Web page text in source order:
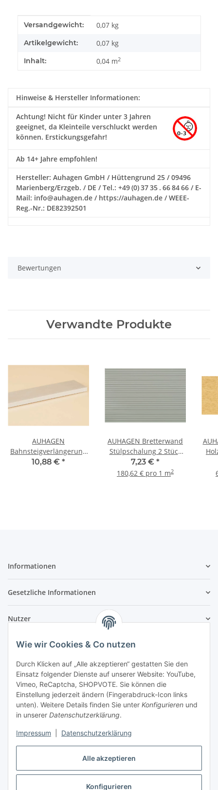
Alle akzeptieren
Konfigurieren
Wie wir Cookies & Co nutzen
Durch Klicken auf „Alle akzeptieren“ gestatten Sie den
Einsatz folgender Dienste auf unserer Website: YouTube,
Vimeo, ReCaptcha, SHOPVOTE. Sie können die
Einstellung jederzeit ändern (Fingerabdruck-Icon links
unten). Weitere Details finden Sie unter Konfigurieren und
in unserer Datenschutzerklärung.
Impressum Datenschutzerklärung
Produkteigenschaft
Wert
Versandgewicht: 0,07 kg
Artikelgewicht: 0,07 kg
Inhalt: 0,04 m2
Hinweise & Hersteller Informationen:
Achtung! Nicht für Kinder unter 3 Jahren
geeignet, da Kleinteile verschluckt werden
können. Erstickungsgefahr!
Ab 14+ Jahre empfohlen!
Hersteller: Auhagen GmbH / Hüttengrund 25 / 09496
Marienberg/Erzgeb. / DE / Tel.: +49 (0) 37 35 . 66 84 66 / E-
Mail: info@auhagen.de / https://auhagen.de / WEEE-
Reg.-Nr.: DE82392501
Bewertungen
Verwandte Produkte
AUHAGEN
Bahnsteigverlängerung
Bausatz 43649 Spur TT
10,88 € *
AUHAGEN Bretterwand
Stülpschalung 2 Stück
52239 Spur H0 TT
7,23 € *
180,62 € pro 1 m2
Informationen
Gesetzliche Informationen
Nutzer